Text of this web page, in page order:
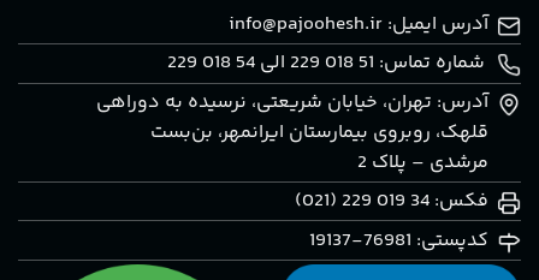
آدرس ایمیل: info@pajoohesh.ir
شماره تماس: 51 018 229 الی 54 018 229
آدرس: تهران، خيابان شريعتی، نرسيده به دوراهی
قلهک، روبروی بيمارستان ايرانمهر، بن‌بست
مرشدی – پلاک 2
فکس: 34 019 229 (021)
کدپستی: 76981-19137